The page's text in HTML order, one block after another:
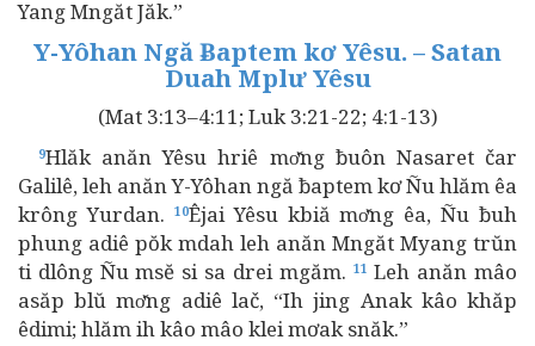
Yang Mngăt Jăk.”
Y-Yôhan Ngă Ƀaptem kơ Yêsu. – Satan
Duah Mplư Yêsu
(Mat 3:13–4:11; Luk 3:21-22; 4:1-13)
9Hlăk anăn Yêsu hriê mơ̆ng ƀuôn Nasaret čar
Galilê, leh anăn Y-Yôhan ngă ƀaptem kơ Ñu hlăm êa
krông Yurdan.
10Êjai Yêsu kbiă mơ̆ng êa, Ñu ƀuh
phung adiê pŏk mdah leh anăn Mngăt Myang trŭn
ti dlông Ñu msĕ si sa drei mgăm. 11 Leh anăn mâo
asăp blŭ mơ̆ng adiê lač, “Ih jing Anak kâo khăp
êdimi; hlăm ih kâo mâo klei mơak snăk.”